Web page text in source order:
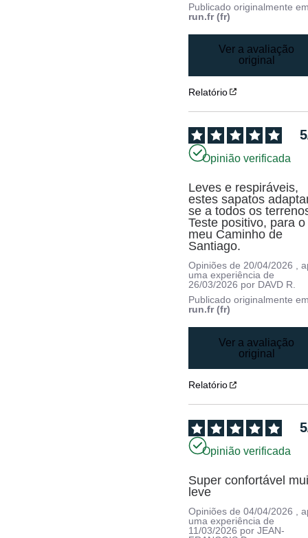
Publicado originalmente
run.fr (fr)
Ver a avaliação
original
Relatório
5
Opinião verificada
Leves e respiráveis,
estes sapatos
se a todos os
Teste positivo, para o
meu Caminho de
Santiago.
Opiniões de 20/04/2026
,
uma experiência de
26/03/2026 por DAVD R.
Publicado originalmente
run.fr (fr)
Ver a avaliação
original
Relatório
5
Opinião verificada
Super confortável
leve
Opiniões de04/04/2026 ,
uma experiência de
11/03/2026 porJEAN-